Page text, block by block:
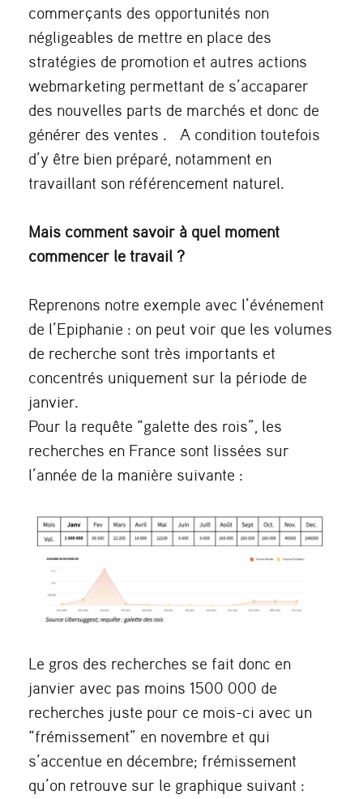
commerçants des opportunités non
négligeables de mettre en place des
stratégies de promotion et autres actions
webmarketing permettant de s’accaparer
des nouvelles parts de marchés et donc de
générer des ventes . A condition toutefois
d’y être bien préparé, notamment en
travaillant son référencement naturel.
Mais comment savoir à quel moment
commencer le travail ?
Reprenons notre exemple avec l’événement
de l’Epiphanie : on peut voir que les volumes
de recherche sont très importants et
concentrés uniquement sur la période de
janvier.
Pour la requête “galette des rois”, les
recherches en France sont lissées sur
l’année de la manière suivante :
Le gros des recherches se fait donc en
janvier avec pas moins 1500 000 de
recherches juste pour ce mois-ci avec un
“frémissement” en novembre et qui
s’accentue en décembre; frémissement
qu’on retrouve sur le graphique suivant :